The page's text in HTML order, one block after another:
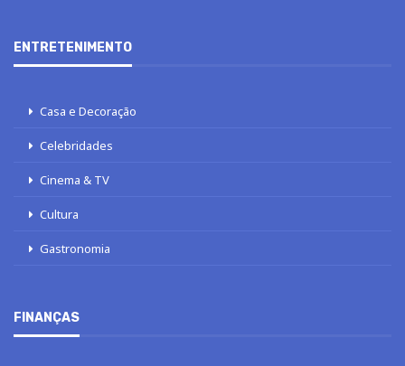
ENTRETENIMENTO
Casa e Decoração
Celebridades
Cinema & TV
Cultura
Gastronomia
FINANÇAS